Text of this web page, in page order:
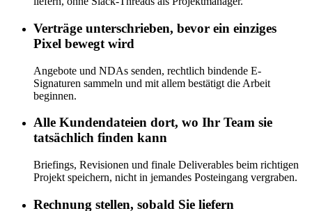
Verträge unterschrieben, bevor ein einziges
Pixel bewegt wird
Angebote und NDAs senden, rechtlich bindende E-
Signaturen sammeln und mit allem bestätigt die Arbeit
beginnen.
Alle Kundendateien dort, wo Ihr Team sie
tatsächlich finden kann
Briefings, Revisionen und finale Deliverables beim richtigen
Projekt speichern, nicht in jemandes Posteingang vergraben.
Rechnung stellen, sobald Sie liefern